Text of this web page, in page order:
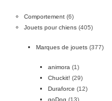
Comportement (6)
Jouets pour chiens (405)
Marques de jouets (377)
animora (1)
Chuckit! (29)
Duraforce (12)
goDog (13)